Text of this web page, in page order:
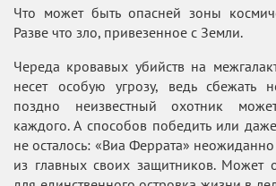
Что может быть опасней зоны
Разве что зло, привезенное с Земли.
Череда кровавых убийств на
несет особую угрозу, ведь сбежать
поздно неизвестный охотник
каждого. А способов победить или
не осталось: «Виа Феррата»
из главных своих защитников. Может